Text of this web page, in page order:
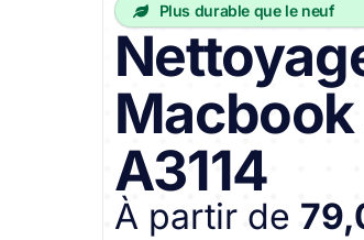
Réparation Mac Portable
Réparation PC Fixe
Accessoires
Découvrir Handy Business
Plus durable que le neuf
A3114
À partir de